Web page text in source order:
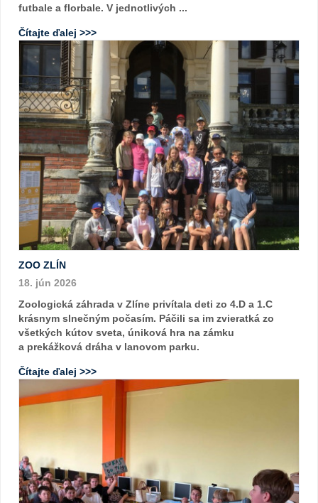
futbale a florbale. V jednotlivých ...
Čítajte ďalej >>>
ZOO ZLÍN
18. jún 2026
Zoologická záhrada v Zlíne privítala deti zo 4.D a 1.C
krásnym slnečným počasím. Páčili sa im zvieratká zo
všetkých kútov sveta, úniková hra na zámku
a prekážková dráha v lanovom parku.
Čítajte ďalej >>>